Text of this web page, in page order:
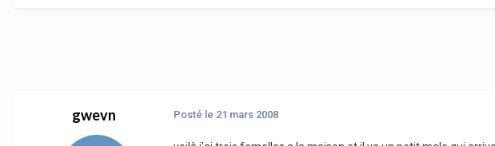
gwevn Posté le 21 mars 2008